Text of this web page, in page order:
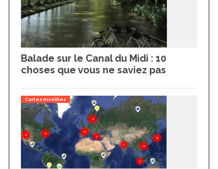
Balade sur le Canal du Midi : 10
choses que vous ne saviez pas
Cartes Insolites